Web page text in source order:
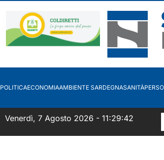
POLITICAECONOMIAAMBIENTE SARDEGNASANITÀ
Venerdì, 7 Agosto 2026 - 11:29:42